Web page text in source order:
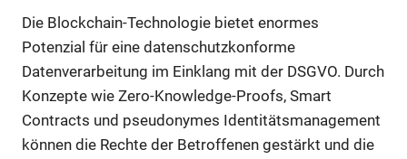
Die Blockchain-Technologie bietet enormes
Potenzial für eine datenschutzkonforme
Datenverarbeitung im Einklang mit der DSGVO. Durch
Konzepte wie Zero-Knowledge-Proofs, Smart
Contracts und pseudonymes Identitätsmanagement
können die Rechte der Betroffenen gestärkt und die